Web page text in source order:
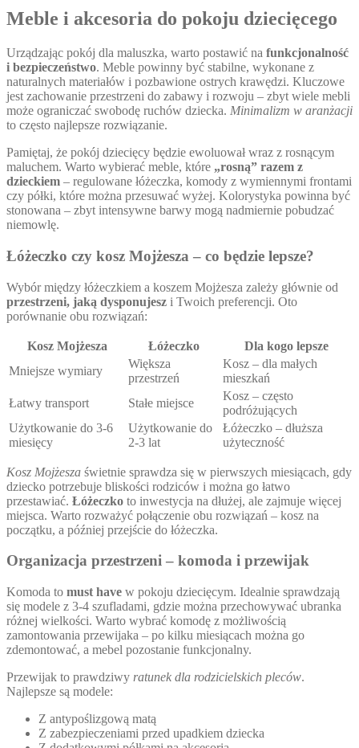
Meble i akcesoria do pokoju dziecięcego
Urządzając pokój dla maluszka, warto postawić na funkcjonalność
i bezpieczeństwo. Meble powinny być stabilne, wykonane z
naturalnych materiałów i pozbawione ostrych krawędzi. Kluczowe
jest zachowanie przestrzeni do zabawy i rozwoju – zbyt wiele mebli
może ograniczać swobodę ruchów dziecka. Minimalizm w aranżacji
to często najlepsze rozwiązanie.
Pamiętaj, że pokój dziecięcy będzie ewoluował wraz z rosnącym
maluchem. Warto wybierać meble, które „rosną” razem z
dzieckiem – regulowane łóżeczka, komody z wymiennymi frontami
czy półki, które można przesuwać wyżej. Kolorystyka powinna być
stonowana – zbyt intensywne barwy mogą nadmiernie pobudzać
niemowlę.
Łóżeczko czy kosz Mojżesza – co będzie lepsze?
Wybór między łóżeczkiem a koszem Mojżesza zależy głównie od
przestrzeni, jaką dysponujesz i Twoich preferencji. Oto
porównanie obu rozwiązań:
Kosz Mojżesza Łóżeczko
Dla kogo lepsze
Mniejsze wymiary
Większa
przestrzeń
Kosz – dla małych
mieszkań
Łatwy transport
Stałe miejsce
Kosz – często
podróżujących
Użytkowanie do 3-6
miesięcy
Użytkowanie do
2-3 lat
Łóżeczko – dłuższa
użyteczność
Kosz Mojżesza świetnie sprawdza się w pierwszych miesiącach, gdy
dziecko potrzebuje bliskości rodziców i można go łatwo
przestawiać. Łóżeczko to inwestycja na dłużej, ale zajmuje więcej
miejsca. Warto rozważyć połączenie obu rozwiązań – kosz na
początku, a później przejście do łóżeczka.
Organizacja przestrzeni – komoda i przewijak
Komoda to must have w pokoju dziecięcym. Idealnie sprawdzają
się modele z 3-4 szufladami, gdzie można przechowywać ubranka
różnej wielkości. Warto wybrać komodę z możliwością
zamontowania przewijaka – po kilku miesiącach można go
zdemontować, a mebel pozostanie funkcjonalny.
Przewijak to prawdziwy ratunek dla rodzicielskich pleców.
Najlepsze są modele:
Z antypoślizgową matą
Z zabezpieczeniami przed upadkiem dziecka